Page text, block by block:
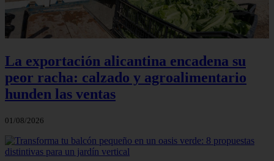
La exportación alicantina encadena su
peor racha: calzado y agroalimentario
hunden las ventas
01/08/2026